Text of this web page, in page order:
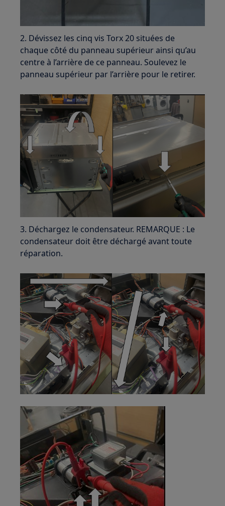
2. Dévissez les cinq vis Torx 20 situées de
chaque côté du panneau supérieur ainsi qu’au
centre à l’arrière de ce panneau. Soulevez le
panneau supérieur par l’arrière pour le retirer.
3. Déchargez le condensateur. REMARQUE : Le
condensateur doit être déchargé avant toute
réparation.